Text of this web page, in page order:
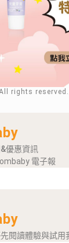
rights reserved.
優惠資訊
電子報
閱讀體驗與試用